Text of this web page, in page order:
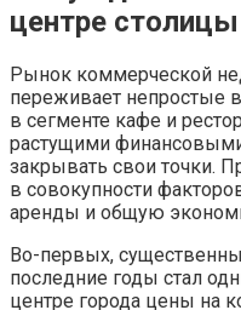
центре столицы
Рынок коммерческой
переживает непростые
в сегменте кафе и
растущими
закрывать свои точки.
в совокупности
аренды и общую
Во-первых,
последние годы стал
центре города цены на